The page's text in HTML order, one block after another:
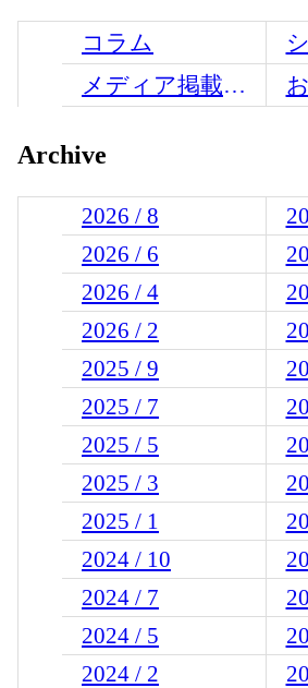
コラム
メディア掲載情報
Archive
2026 / 8
2026 / 6
2026 / 4
2026 / 2
2025 / 9
2025 / 7
2025 / 5
2025 / 3
2025 / 1
2024 / 10
2024 / 7
2024 / 5
2024 / 2